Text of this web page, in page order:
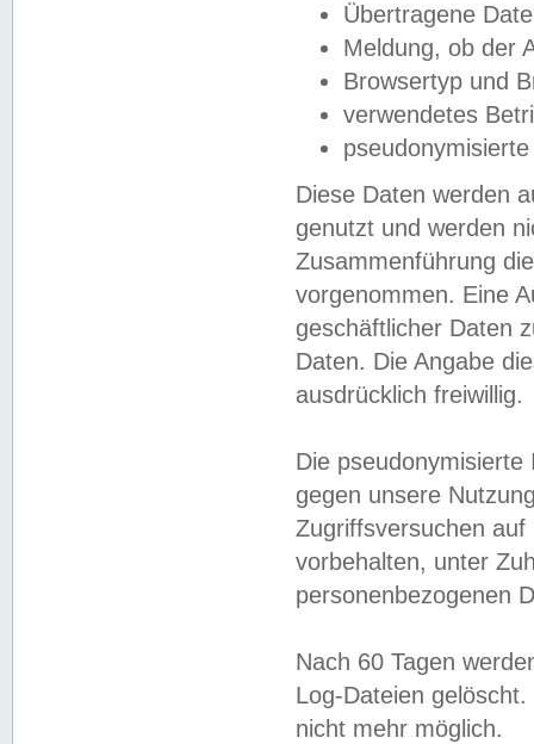
Übertragene
Meldung, ob der
Browsertyp und
verwendetes
Diese Daten werden
genutzt und werden
Zusammenführung
vorgenommen. Eine
geschäftlicher Daten
Daten. Die Angabe
ausdrücklich freiwillig.
Die
gegen unsere
Zugriffsversuchen
vorbehalten, unter
personenbezogenen
Nach 60 Tagen
Log-Dateien
nicht mehr möglich.